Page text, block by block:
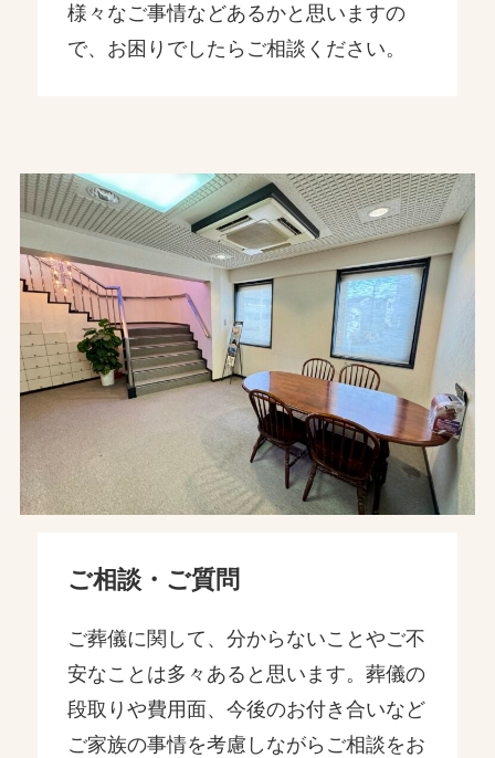
様々なご事情などあるかと思いますの
で、お困りでしたらご相談ください。
ご相談・ご質問
ご葬儀に関して、分からないことやご不
安なことは多々あると思います。葬儀の
段取りや費用面、今後のお付き合いなど
ご家族の事情を考慮しながらご相談をお